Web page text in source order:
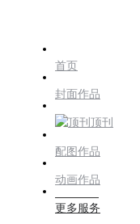
首页
封面作品
顶刊
配图作品
动画作品
更多服务